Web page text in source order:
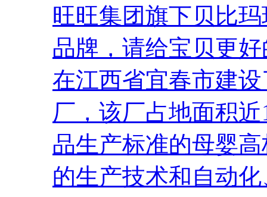
旺旺集团旗下贝比
品牌，请给宝贝更
在江西省宜春市建
厂，该厂占地面积
品生产标准的母婴
的生产技术和自动